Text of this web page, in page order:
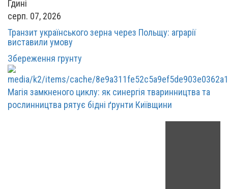
серп. 07, 2026
Транзит українського зерна через Польщу: аграрії
виставили умову
Збереження грунту
Магія замкненого циклу: як синергія тваринництва та
рослинництва рятує бідні ґрунти Київщини